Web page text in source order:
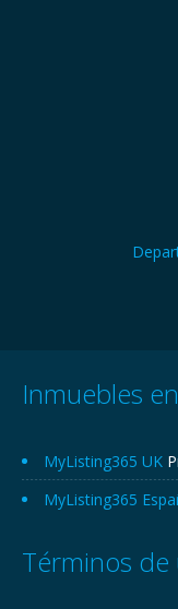
Inmuebles
MyListing365 UK
MyListing365
Términos de